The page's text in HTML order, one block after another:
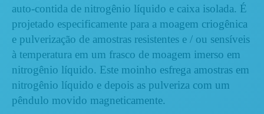
auto-contida de nitrogênio líquido e caixa isolada. É
projetado especificamente para a moagem criogênica
e pulverização de amostras resistentes e / ou sensíveis
à temperatura em um frasco de moagem imerso em
nitrogênio líquido. Este moinho esfrega amostras em
nitrogênio líquido e depois as pulveriza com um
pêndulo movido magneticamente.